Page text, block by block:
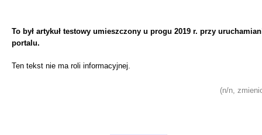
To był artykuł testowy umieszczony u progu 2019 r. przy
portalu.
Ten tekst nie ma roli informacyjnej.
(n/n,